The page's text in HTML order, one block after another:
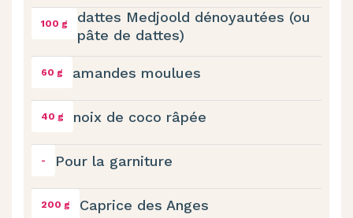
100 g
dattes Medjoold dénoyautées (ou
pâte de dattes)
60 g amandes moulues
40 g noix de coco râpée
- Pour la garniture
200 g Caprice des Anges